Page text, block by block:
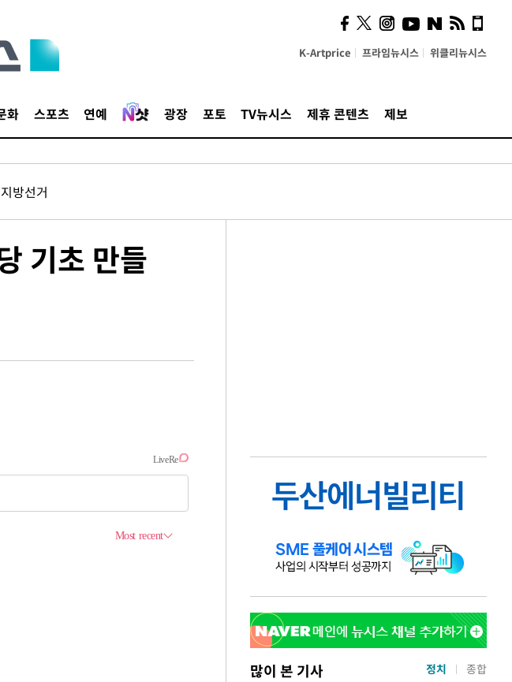
K-Artprice 프라임뉴시스 위클리뉴시스
화 스포츠 연예 광장 포토 TV뉴시스 제휴 콘텐츠 제보
지방선거
기초 만들
많이 본 기사 정치 종합